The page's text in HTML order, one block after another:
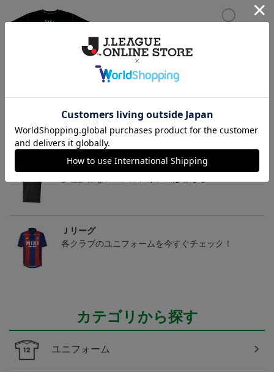
トピックス
Ｊリーグ
Ｊリーグ
各クラブのユニフォームを今すぐチェック！
カテゴリから探す
ユニフォーム